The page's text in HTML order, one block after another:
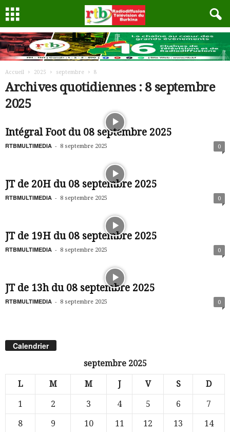
Accueil 2025 septembre 8
Archives quotidiennes : 8 septembre
2025
Intégral Foot du 08 septembre 2025
RTBMULTIMEDIA - 8 septembre 2025 0
JT de 20H du 08 septembre 2025
RTBMULTIMEDIA - 8 septembre 2025 0
JT de 19H du 08 septembre 2025
RTBMULTIMEDIA - 8 septembre 2025 0
JT de 13h du 08 septembre 2025
RTBMULTIMEDIA - 8 septembre 2025 0
Calendrier
septembre 2025
L M M J V S D
1 2 3 4 5 6
7
8
9 10 11 12 13
14